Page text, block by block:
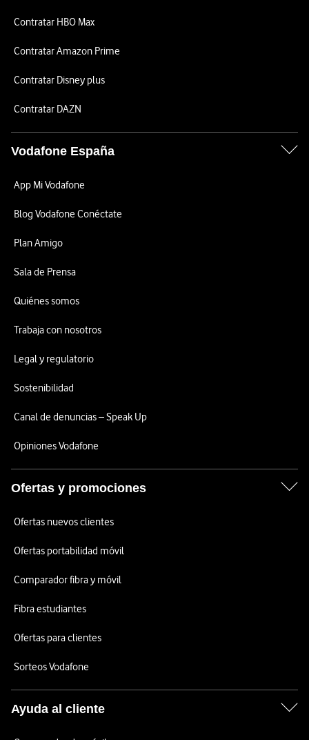
Contratar HBO Max
Contratar Amazon Prime
Contratar Disney plus
Contratar DAZN
Vodafone España
App Mi Vodafone
Blog Vodafone Conéctate
Plan Amigo
Sala de Prensa
Quiénes somos
Trabaja con nosotros
Legal y regulatorio
Sostenibilidad
Canal de denuncias – Speak Up
Opiniones Vodafone
Ofertas y promociones
Ofertas nuevos clientes
Ofertas portabilidad móvil
Comparador fibra y móvil
Fibra estudiantes
Ofertas para clientes
Sorteos Vodafone
Ayuda al cliente